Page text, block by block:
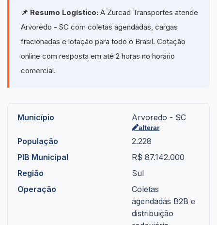
📌 Resumo Logístico: A Zurcad Transportes atende
Arvoredo - SC com coletas agendadas, cargas
fracionadas e lotação para todo o Brasil. Cotação
online com resposta em até 2 horas no horário
comercial.
Município Arvoredo - SC
alterar
População
2.228
PIB Municipal
R$ 87.142.000
Região
Sul
Operação
Coletas
agendadas B2B e
distribuição